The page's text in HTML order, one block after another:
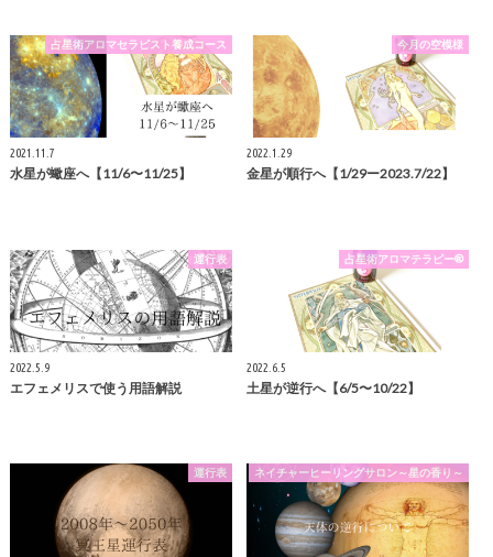
占星術アロマセラピスト養成コース
2021.11.7
水星が蠍座へ【11/6〜11/25】
今月の空模様
2022.1.29
金星が順行へ【1/29ー2023.7/22】
運行表
2022.5.9
エフェメリスで使う用語解説
占星術アロマテラピー®
2022.6.5
土星が逆行へ【6/5〜10/22】
運行表 ネイチャーヒーリングサロン～星の香り～